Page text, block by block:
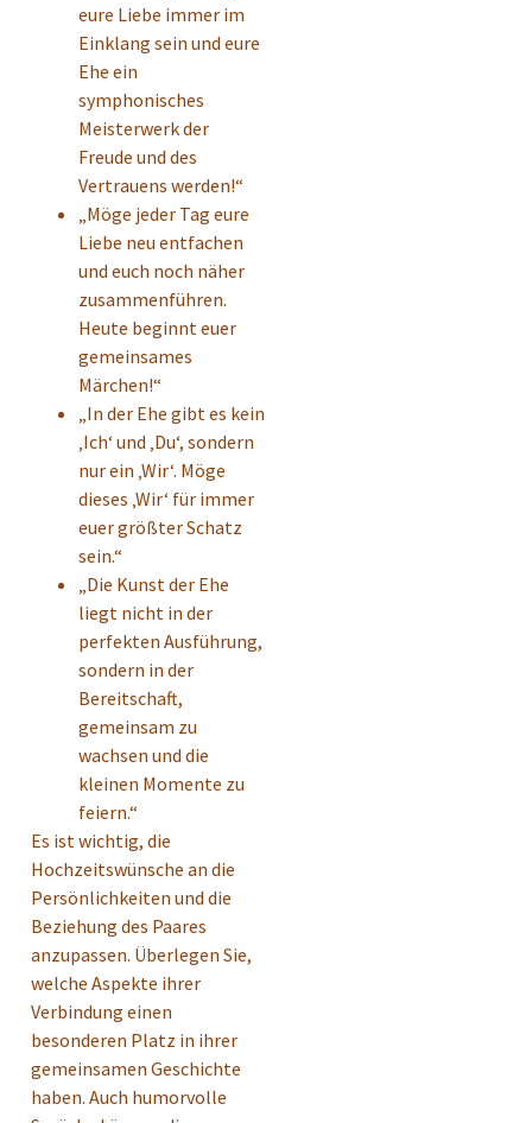
eure Liebe immer im
Einklang sein und eure
Ehe ein
symphonisches
Meisterwerk der
Freude und des
Vertrauens werden!“
„Möge jeder Tag eure
Liebe neu entfachen
und euch noch näher
zusammenführen.
Heute beginnt euer
gemeinsames
Märchen!“
„In der Ehe gibt es kein
‚Ich‘ und ‚Du‘, sondern
nur ein ‚Wir‘. Möge
dieses ‚Wir‘ für immer
euer größter Schatz
sein.“
„Die Kunst der Ehe
liegt nicht in der
perfekten Ausführung,
sondern in der
Bereitschaft,
gemeinsam zu
wachsen und die
kleinen Momente zu
feiern.“
Es ist wichtig, die
Hochzeitswünsche an die
Persönlichkeiten und die
Beziehung des Paares
anzupassen. Überlegen Sie,
welche Aspekte ihrer
Verbindung einen
besonderen Platz in ihrer
gemeinsamen Geschichte
haben. Auch humorvolle